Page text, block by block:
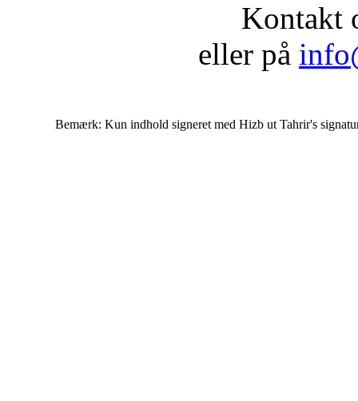
Kontakt
eller på
Bemærk: Kun indhold signeret med Hizb ut Tahrir's